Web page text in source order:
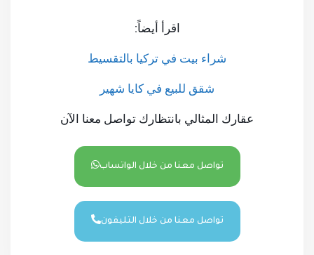
اقرأ أيضاً:
شراء بيت في تركيا بالتقسيط
شقق للبيع في كايا شهير
عقارك المثالي بانتظارك تواصل معنا الآن
تواصل معنا من خلال الواتساب
تواصل معنا من خلال التليفون